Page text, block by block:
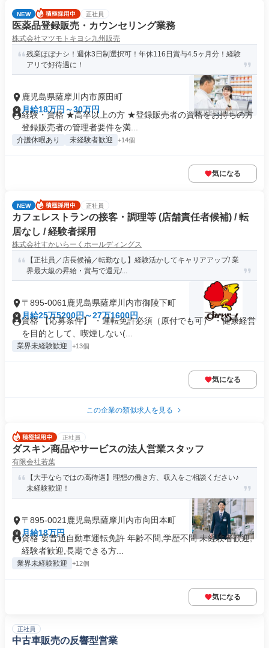
NEW 正社員
医薬品登録販売・カウンセリング業務
株式会社マツモトキヨシ九州販売
残業ほぼナシ！週休3日制選択可！年休116日賞与4.5ヶ月分！経験
アリで好待遇に！
鹿児島県薩摩川内市原田町
月給18万円～30万円
経験・資格 ★高卒以上の方 ★登録販売者の資格をお持ちの方
登録販売者の管理者要件を満...
介護休暇あり 未経験者歓迎 +14個
気になる
NEW 正社員
カフェレストランの接客・調理等 (店舗責任者候補) / 転
居なし / 経験者採用
株式会社すかいらーくホールディングス
【正社員／店長候補／転勤なし】経験活かしてキャリアアップ/ 業
界最大級の昇給・賞与で還元/...
〒895-0061鹿児島県薩摩川内市御陵下町
月給25万5200円～27万1600円
資格 【応募条件】 ・運転免許必須（原付でも可） ・健康経営
を目的として、喫煙しない(...
業界未経験歓迎 +13個
気になる
この企業の類似求人を見る
正社員
ダスキン商品やサービスの法人営業スタッフ
有限会社若葉
【大手ならではの高待遇】理想の働き方、収入をご相談ください♪
未経験歓迎！
〒895-0021鹿児島県薩摩川内市向田本町
月給18万円
資格 要普通自動車運転免許 年齢不問,学歴不問 未経験者歓迎,
経験者歓迎,長期できる方...
業界未経験歓迎 +12個
気になる
正社員
中古車販売の反響型営業